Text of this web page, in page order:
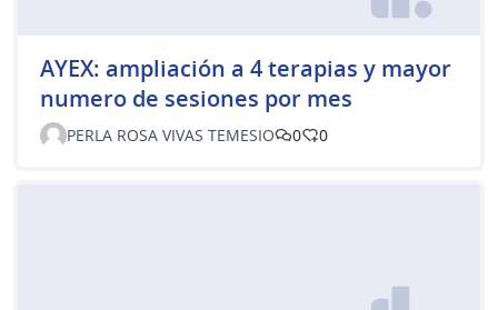
AYEX: ampliación a 4 terapias y mayor
numero de sesiones por mes
PERLA ROSA VIVAS TEMESIO 0 0